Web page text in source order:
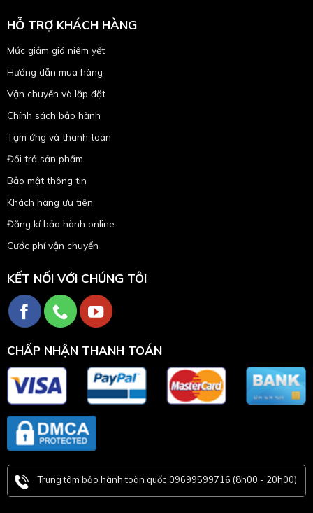
HỖ TRỢ KHÁCH HÀNG
Mức giảm giá niêm yết
Hướng dẫn mua hàng
Vận chuyển và lắp đặt
Chính sách bảo hành
Tạm ứng và thanh toán
Đổi trả sản phẩm
Bảo mật thông tin
Khách hàng ưu tiên
Đăng kí bảo hành online
Cước phí vận chuyển
KẾT NỐI VỚI CHÚNG TÔI
CHẤP NHẬN THANH TOÁN
Trung tâm bảo hành toàn quốc 09699599716 (8h00 - 20h00)